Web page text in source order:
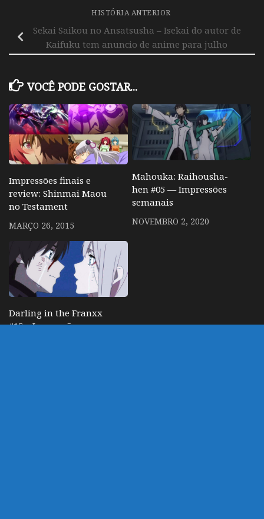
HISTÓRIA ANTERIOR
Sekai Saikou no Ansatsusha – Isekai do autor de
Kaifuku tem anuncio de anime para julho
VOCÊ PODE GOSTAR...
Impressões finais e
review: Shinmai Maou
no Testament
MARÇO 26, 2015
Mahouka: Raihousha-
hen #05 — Impressões
semanais
NOVEMBRO 2, 2020
Darling in the Franxx
#15 – Impressões